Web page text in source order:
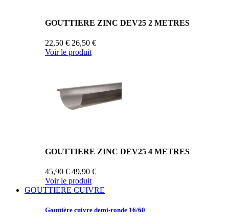
GOUTTIERE ZINC DEV25 2 METRES
22,50 € 26,50 €
Voir le produit
GOUTTIERE ZINC DEV25 4 METRES
45,90 € 49,90 €
Voir le produit
GOUTTIERE CUIVRE
Gouttière cuivre demi-ronde 16/60